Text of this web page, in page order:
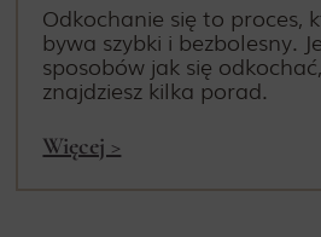
Odkochanie się to proces,
bywa szybki i bezbolesny.
sposobów jak się
znajdziesz kilka porad.
Więcej >